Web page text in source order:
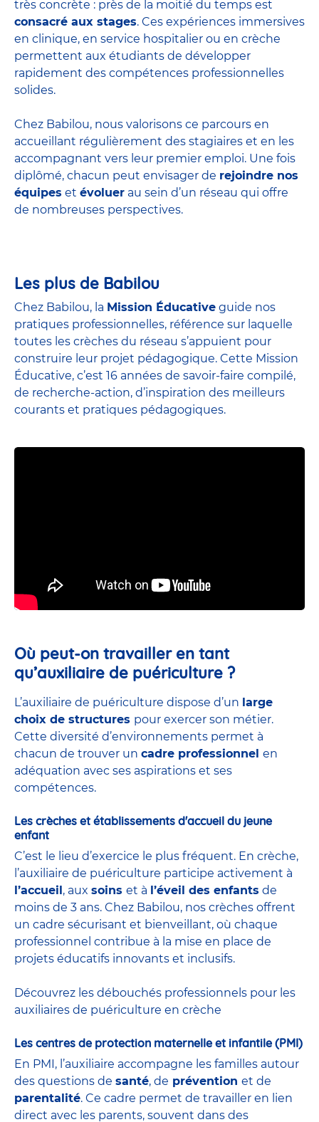
très concrète : près de la moitié du temps est
consacré aux stages. Ces expériences immersives
en clinique, en service hospitalier ou en crèche
permettent aux étudiants de développer
rapidement des compétences professionnelles
solides.
Chez Babilou, nous valorisons ce parcours en
accueillant régulièrement des stagiaires et en les
accompagnant vers leur premier emploi. Une fois
diplômé, chacun peut envisager de rejoindre nos
équipes et évoluer au sein d’un réseau qui offre
de nombreuses perspectives.
Les plus de Babilou
Chez Babilou, la Mission Éducative guide nos
pratiques professionnelles, référence sur laquelle
toutes les crèches du réseau s’appuient pour
construire leur projet pédagogique. Cette Mission
Éducative, c’est 16 années de savoir-faire compilé,
de recherche-action, d’inspiration des meilleurs
courants et pratiques pédagogiques.
Où peut-on travailler en tant
qu’auxiliaire de puériculture ?
L’auxiliaire de puériculture dispose d’un large
choix de structures pour exercer son métier.
Cette diversité d’environnements permet à
chacun de trouver un cadre professionnel en
adéquation avec ses aspirations et ses
compétences.
Les crèches et établissements d'accueil du jeune
enfant
C’est le lieu d’exercice le plus fréquent. En crèche,
l’auxiliaire de puériculture participe activement à
l’accueil , aux soins et à l’éveil des enfants de
moins de 3 ans. Chez Babilou, nos crèches offrent
un cadre sécurisant et bienveillant, où chaque
professionnel contribue à la mise en place de
projets éducatifs innovants et inclusifs.
Découvrez les débouchés professionnels pour les
auxiliaires de puériculture en crèche
Les centres de protection maternelle et infantile (PMI)
En PMI, l’auxiliaire accompagne les familles autour
des questions de santé, de prévention et de
parentalité. Ce cadre permet de travailler en lien
direct avec les parents, souvent dans des